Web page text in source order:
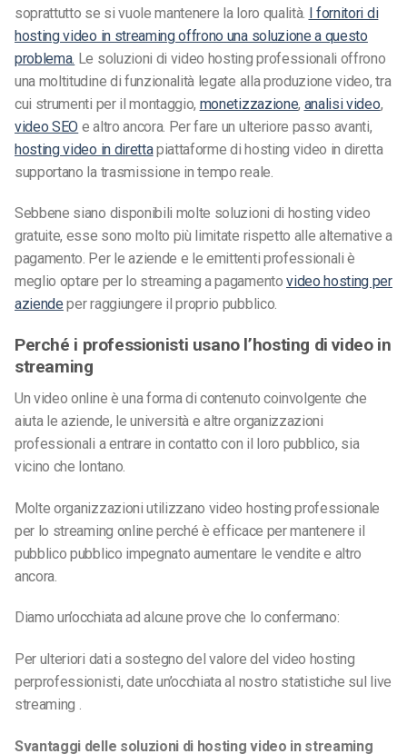
soprattutto se si vuole mantenere la loro qualità. I fornitori di
hosting video in streaming offrono una soluzione a questo
problema. Le soluzioni di video hosting professionali offrono
una moltitudine di funzionalità legate alla produzione video, tra
cui strumenti per il montaggio, monetizzazione, analisi video,
video SEO e altro ancora. Per fare un ulteriore passo avanti,
hosting video in direttapiattaforme di hosting video in diretta
supportano la trasmissione in tempo reale.
Sebbene siano disponibili molte soluzioni di hosting video
gratuite, esse sono molto più limitate rispetto alle alternative a
pagamento. Per le aziende e le emittenti professionali è
meglio optare per lo streaming a pagamentovideo hosting per
aziende per raggiungere il proprio pubblico.
Perché i professionisti usano l’hosting di video in
streaming
Un video online è una forma di contenuto coinvolgente che
aiuta le aziende, le università e altre organizzazioni
professionali a entrare in contatto con il loro pubblico, sia
vicino che lontano.
Molte organizzazioni utilizzano video hosting professionale
per lo streaming online perché è efficace per mantenere il
pubblico pubblico impegnato aumentare le vendite e altro
ancora.
Diamo un’occhiata ad alcune prove che lo confermano:
Per ulteriori dati a sostegno del valore del video hosting
perprofessionisti, date un’occhiata al nostro statistiche sul live
streaming .
Svantaggi delle soluzioni di hosting video in streaming